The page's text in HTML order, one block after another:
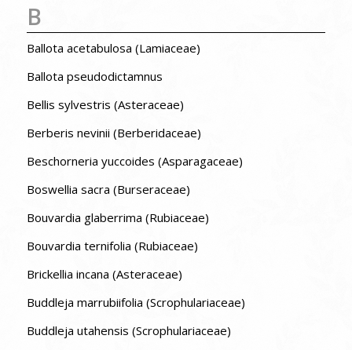
B
Ballota acetabulosa (Lamiaceae)
Ballota pseudodictamnus
Bellis sylvestris (Asteraceae)
Berberis nevinii (Berberidaceae)
Beschorneria yuccoides (Asparagaceae)
Boswellia sacra (Burseraceae)
Bouvardia glaberrima (Rubiaceae)
Bouvardia ternifolia (Rubiaceae)
Brickellia incana (Asteraceae)
Buddleja marrubiifolia (Scrophulariaceae)
Buddleja utahensis (Scrophulariaceae)